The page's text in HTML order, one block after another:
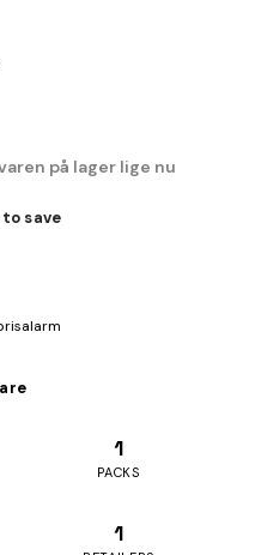
på lager lige nu
save
1
PACKS
1